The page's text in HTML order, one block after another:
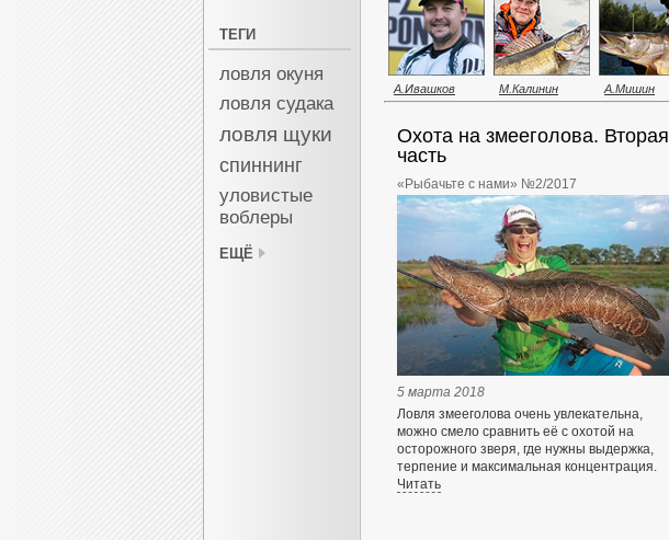
ТЕГИ
ловля окуня
ловля судака
ловля щуки
спиннинг
уловистые
воблеры
ЕЩЁ
А.Ивашков М.Калинин А.Мишин
Охота на змееголова. Вторая
часть
«Рыбачьте с нами» №2/2017
5 марта 2018
Ловля змееголова очень увлекательна,
можно смело сравнить её с охотой на
осторожного зверя, где нужны выдержка,
терпение и максимальная концентрация.
Читать